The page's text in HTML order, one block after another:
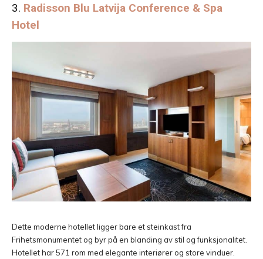
3. Radisson Blu Latvija Conference & Spa
Hotel
Dette moderne hotellet ligger bare et steinkast fra
Frihetsmonumentet og byr på en blanding av stil og funksjonalitet.
Hotellet har 571 rom med elegante interiører og store vinduer.